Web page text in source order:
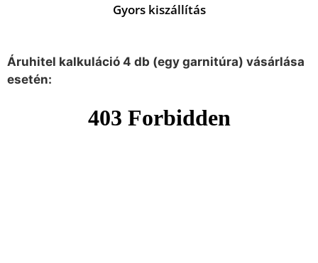
Gyors kiszállítás
Áruhitel kalkuláció 4 db (egy garnitúra) vásárlása
esetén: